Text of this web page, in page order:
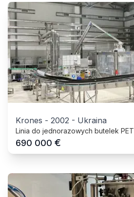
Krones - 2002 - Ukraina
Linia do jednorazowych butelek PET
690 000 €